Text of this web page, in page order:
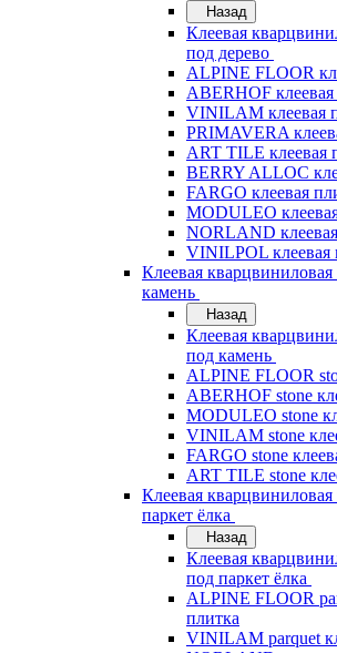
Назад
Клеевая
под дерево
ALPINE FLOOR
ABERHOF клеевая
VINILAM клеевая
PRIMAVERA
ART TILE клеевая
BERRY ALLOC
FARGO клеевая
MODULEO
NORLAND
VINILPOL клеевая
Клеевая
камень
Назад
Клеевая
под камень
ALPINE FLOOR
ABERHOF stone
MODULEO stone
VINILAM stone
FARGO stone
ART TILE stone
Клеевая
паркет ёлка
Назад
Клеевая
под паркет ёлка
ALPINE FLOOR
плитка
VINILAM parquet